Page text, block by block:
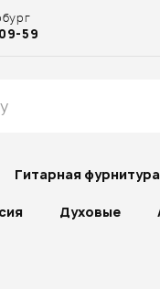
59
Гитарная фурнитура
Духовые